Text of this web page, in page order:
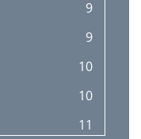
9
9
10
10
11